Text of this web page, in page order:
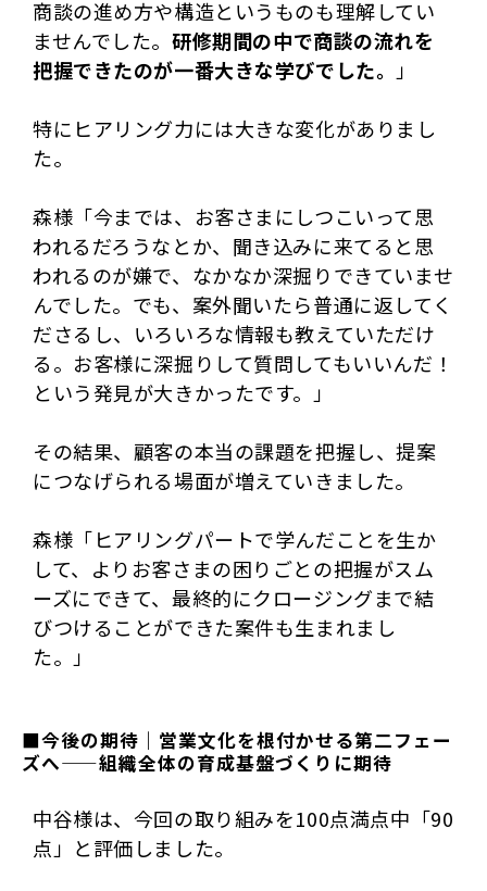
商談の進め方や構造というものも理解してい
ませんでした。研修期間の中で商談の流れを
把握できたのが一番大きな学びでした。
」
特にヒアリング力には大きな変化がありまし
た。
森様「今までは、お客さまにしつこいって思
われるだろうなとか、聞き込みに来てると思
われるのが嫌で、なかなか深掘りできていませ
んでした。でも、案外聞いたら普通に返してく
ださるし、いろいろな情報も教えていただけ
る。お客様に深掘りして質問してもいいんだ！
という発見が大きかったです。」
その結果、顧客の本当の課題を把握し、提案
につなげられる場面が増えていきました。
森様「ヒアリングパートで学んだことを生か
して、よりお客さまの困りごとの把握がスム
ーズにできて、最終的にクロージングまで結
びつけることができた案件も生まれまし
た。」
■今後の期待｜営業文化を根付かせる第二フェー
ズへ——組織全体の育成基盤づくりに期待
中谷様は、今回の取り組みを100点満点中「90
点」と評価しました。